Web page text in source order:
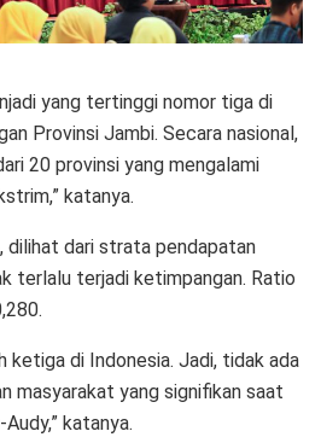
yang tertinggi nomor tiga di
Provinsi Jambi. Secara nasional,
20 provinsi yang mengalami
katanya.
dilihat dari strata pendapatan
terlalu terjadi ketimpangan. Ratio
ketiga di Indonesia. Jadi, tidak ada
masyarakat yang signifikan saat
katanya.